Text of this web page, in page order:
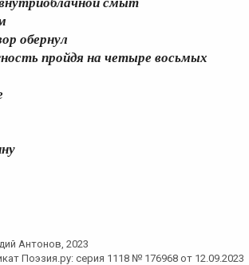
обернул
пройдя на четыре восьмых
Антонов , 2023
Поэзия.ру: серия 1118 № 176968 от 12.09.2023